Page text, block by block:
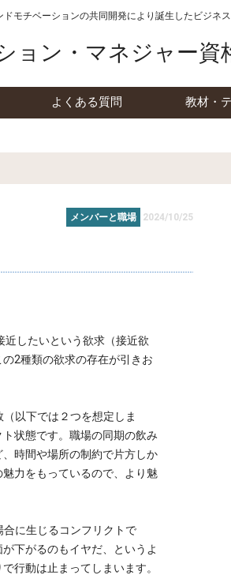
ドモチベーションの共同開発により誕生したビジネ
ョン・マネジャー資
よくある質問 教材・
メンバーと職場 2024/10/25
近したいという欲求（接近欲
2種類の欲求の存在が引きお
以下では２つを想定しま
状態です。職場の同期の飲み
時間や場所の制約で片方しか
力をもっているので、より魅
合に生じるコンフリクトで
下がるのもイヤだ、というよ
行動は止まってしまいます。